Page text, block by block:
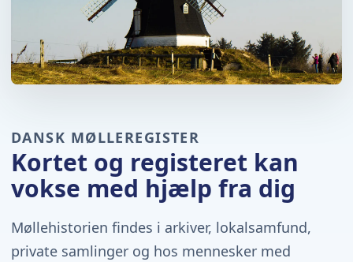
DANSK MØLLEREGISTER
Kortet og registeret kan
vokse med hjælp fra dig
Møllehistorien findes i arkiver, lokalsamfund,
private samlinger og hos mennesker med